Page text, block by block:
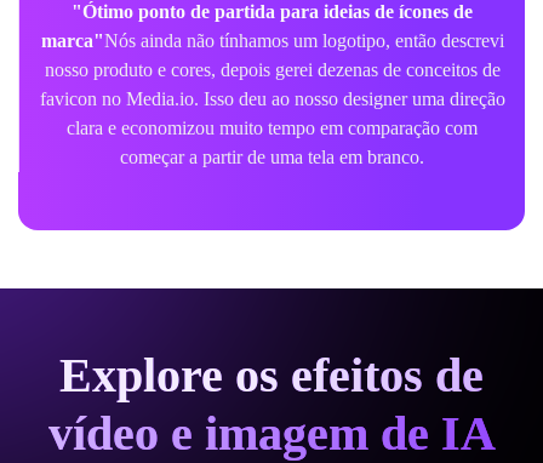
"Ótimo ponto de partida para ideias de ícones de
marca"Nós ainda não tínhamos um logotipo, então descrevi
nosso produto e cores, depois gerei dezenas de conceitos de
favicon no Media.io. Isso deu ao nosso designer uma direção
clara e economizou muito tempo em comparação com
começar a partir de uma tela em branco.
Explore os efeitos de
vídeo e imagem de IA